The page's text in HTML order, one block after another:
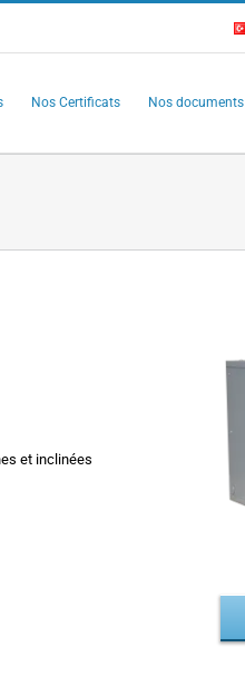
Nos Certificats Nos documents
et inclinées